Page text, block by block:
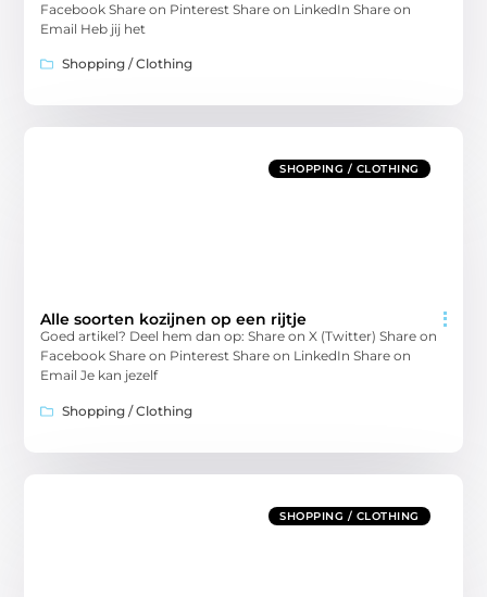
Facebook Share on Pinterest Share on LinkedIn Share on
Email Heb jij het
Shopping / Clothing
SHOPPING / CLOTHING
Alle soorten kozijnen op een rijtje
Goed artikel? Deel hem dan op: Share on X (Twitter) Share on
Facebook Share on Pinterest Share on LinkedIn Share on
Email Je kan jezelf
Shopping / Clothing
SHOPPING / CLOTHING